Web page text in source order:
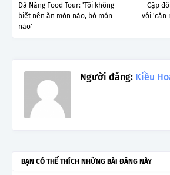
Cặp
với 'căn
Đà Nẵng Food Tour: 'Tôi không
biết nên ăn món nào, bỏ món
nào'
Người đăng: Kiều
BẠN CÓ THỂ THÍCH NHỮNG BÀI ĐĂNG NÀY